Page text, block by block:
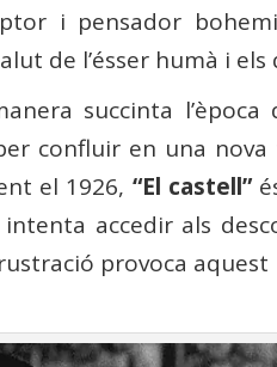
i pensador
de l’ésser humà i
succinta l’època
confluir en una
el 1926, “El castell”
accedir als
provoca